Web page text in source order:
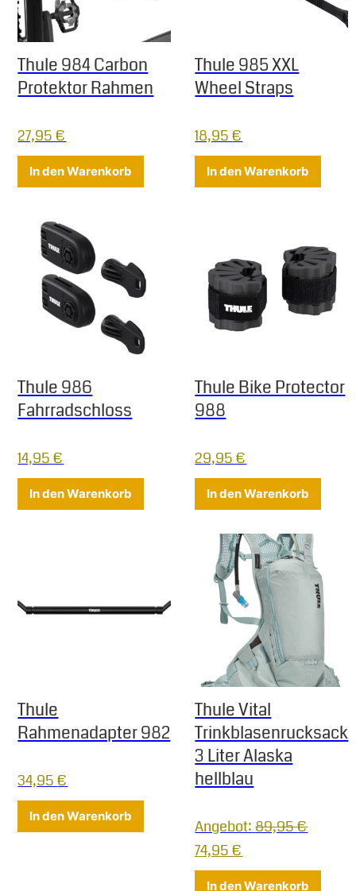
Thule 984 Carbon
Protektor Rahmen
27,95€
In den Warenkorb
Thule 985 XXL
Wheel Straps
18,95€
In den Warenkorb
Thule 986
Fahrradschloss
14,95€
In den Warenkorb
Thule Bike Protector
988
29,95€
In den Warenkorb
Thule
Rahmenadapter 982
34,95€
In den Warenkorb
Thule Vital
Trinkblasenrucksack
3 Liter Alaska
hellblau
Angebot: 89,95€
Ursprünglicher Preis
74,95€
In den Warenkorb